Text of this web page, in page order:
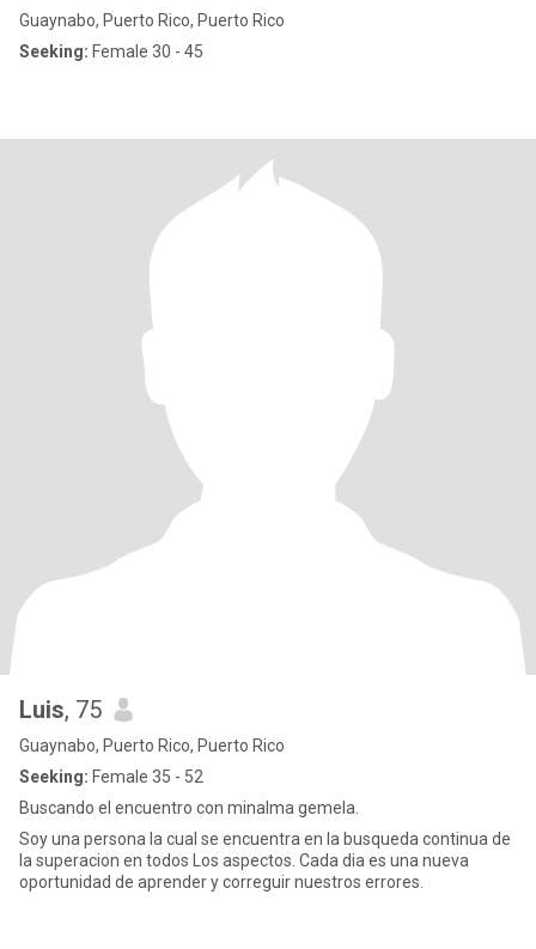
Guaynabo, Puerto Rico, Puerto Rico
Seeking: Female 30 - 45
Luis, 75
Guaynabo, Puerto Rico, Puerto Rico
Seeking: Female 35 - 52
Buscando el encuentro con minalma gemela.
Soy una persona la cual se encuentra en la busqueda continua de
la superacion en todos Los aspectos. Cada dia es una nueva
oportunidad de aprender y correguir nuestros errores.